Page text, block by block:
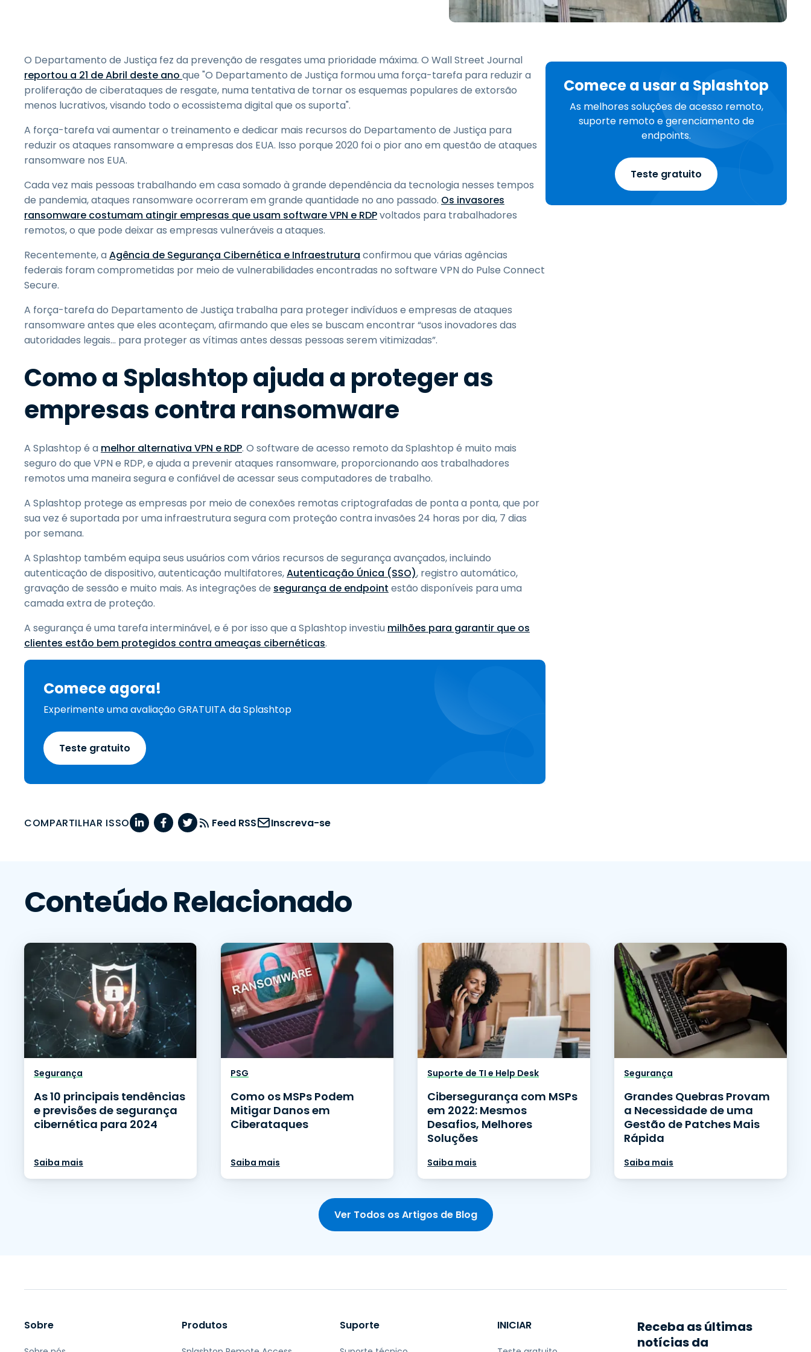
a Wacom
Laboratórios Remotos
Segurança de Endpoint
Explore Todas as
Necessidades
Explore todas as
indústrias
日本語
Comece a usar a Splashtop
As melhores soluções de acesso remoto,
suporte remoto e gerenciamento de
endpoints.
Teste gratuito
O Departamento de Justiça fez da prevenção de resgates uma prioridade máxima. O Wall Street Journal
reportou a 21 de Abril deste ano que "O Departamento de Justiça formou uma força-tarefa para reduzir a
proliferação de ciberataques de resgate, numa tentativa de tornar os esquemas populares de extorsão
menos lucrativos, visando todo o ecossistema digital que os suporta".
A força-tarefa vai aumentar o treinamento e dedicar mais recursos do Departamento de Justiça para
reduzir os ataques ransomware a empresas dos EUA. Isso porque 2020 foi o pior ano em questão de ataques
ransomware nos EUA.
Cada vez mais pessoas trabalhando em casa somado à grande dependência da tecnologia nesses tempos
de pandemia, ataques ransomware ocorreram em grande quantidade no ano passado. Os invasores
ransomware costumam atingir empresas que usam software VPN e RDPvoltados para trabalhadores
remotos, o que pode deixar as empresas vulneráveis a ataques.
Recentemente, aAgência de Segurança Cibernética e Infraestrutura confirmou que várias agências
federais foram comprometidas por meio de vulnerabilidades encontradas no software VPN do Pulse Connect
Secure.
A força-tarefa do Departamento de Justiça trabalha para proteger indivíduos e empresas de ataques
ransomware antes que eles aconteçam, afirmando que eles se buscam encontrar “usos inovadores das
autoridades legais... para proteger as vítimas antes dessas pessoas serem vitimizadas”.
Como a Splashtop ajuda a proteger as
empresas contra ransomware
A Splashtop é a melhor alternativa VPN e RDP. O software de acesso remoto da Splashtop é muito mais
seguro do que VPN e RDP, e ajuda a prevenir ataques ransomware, proporcionando aos trabalhadores
remotos uma maneira segura e confiável de acessar seus computadores de trabalho.
A Splashtop protege as empresas por meio de conexões remotas criptografadas de ponta a ponta, que por
sua vez é suportada por uma infraestrutura segura com proteção contra invasões 24 horas por dia, 7 dias
por semana.
A Splashtop também equipa seus usuários com vários recursos de segurança avançados, incluindo
autenticação de dispositivo, autenticação multifatores,Autenticação Única (SSO), registro automático,
gravação de sessão e muito mais. As integrações de segurança de endpoint estão disponíveis para uma
camada extra de proteção.
A segurança é uma tarefa interminável, e é por isso que a Splashtop investiu milhões para garantir que os
clientes estão bem protegidos contra ameaças cibernéticas.
Comece agora!
Experimente uma avaliação GRATUITA da Splashtop
Teste gratuito
COMPARTILHAR ISSO Feed RSS Inscreva-se
Conteúdo Relacionado
Segurança
As 10 principais tendências
e previsões de segurança
cibernética para 2024
Saiba mais
PSG
Como os MSPs Podem
Mitigar Danos em
Ciberataques
Saiba mais
Suporte de TI e Help Desk
Cibersegurança com MSPs
em 2022: Mesmos
Desafios, Melhores
Soluções
Saiba mais
Segurança
Grandes Quebras Provam
a Necessidade de uma
Gestão de Patches Mais
Rápida
Saiba mais
Ver Todos os Artigos de Blog
Sobre Produtos Suporte INICIAR
Receba as últimas
notícias da